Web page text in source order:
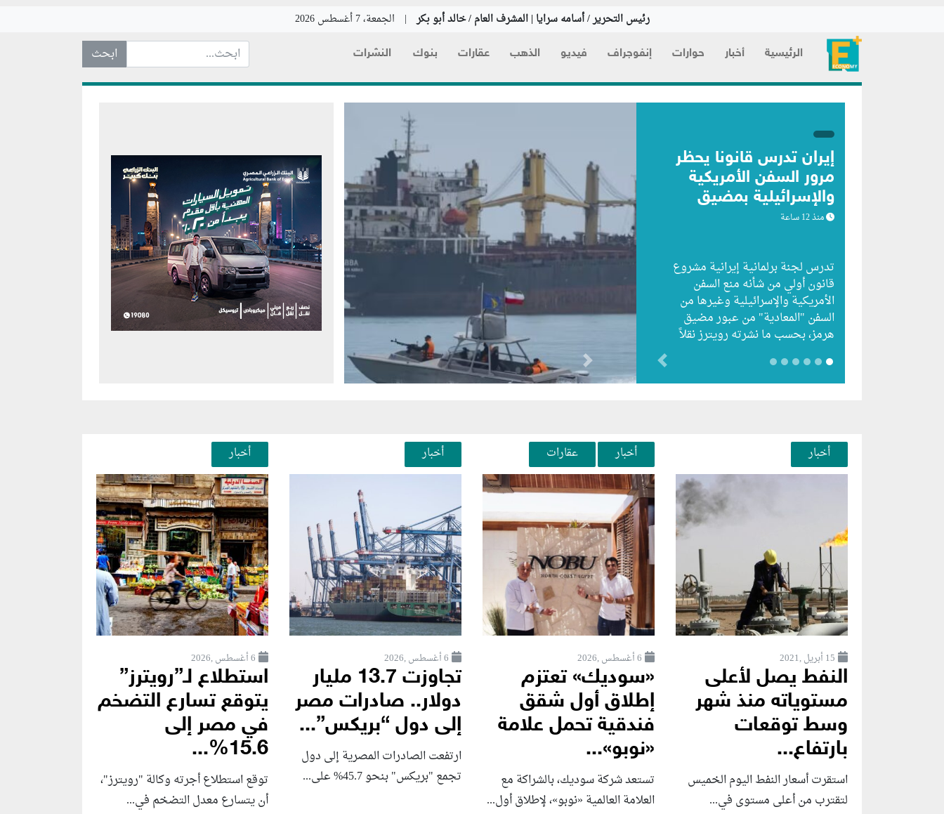
رئيس التحرير / أسامه سرايا | المشرف العام / خالد أبو بكر | الجمعة، 7 أغسطس 2026
الرئيسية أخبار حوارات إنفوجراف فيديو الذهب عقارات بنوك النشرات ابحث عن... :
إيران تدرس قانوناً يحظر
مرور السفن الأمريكية
والإسرائيلية بمضيق
هرمز
منذ 12 ساعة
تدرس لجنة برلمانية إيرانية مشروع
قانون ⁠أولي من شأنه منع السفن
الأمريكية والإسرائيلية وغيرها من
السفن "المعادية" من عبور مضيق
هرمز، بحسب ما نشرته رويترز نقلاً
Next
أخبار
15 أبريل ,2021
النفط يصل لأعلى
مستوياته منذ شهر
وسط توقعات
بارتفاع...
استقرت أسعار النفط اليوم الخميس
لتقترب من أعلى مستوى في...
أخبار عقارات
6 أغسطس ,2026
«سوديك» تعتزم
إطلاق أول شقق
فندقية تحمل علامة
«نوبو»...
تستعد شركة سوديك، بالشراكة مع
العلامة العالمية «نوبو»، لإطلاق أول...
أخبار
6 أغسطس ,2026
تجاوزت 13.7 مليار
دولار.. صادرات مصر
إلى دول “بريكس”...
ارتفعت الصادرات المصرية إلى دول
تجمع "بريكس" بنحو 45.7% على...
أخبار
6 أغسطس ,2026
استطلاع لـ”رويترز”
يتوقع تسارع التضخم
في مصر إلى
15.6%...
توقع استطلاع أجرته وكالة "رويترز"،
أن يتسارع ‌معدل التضخم في...